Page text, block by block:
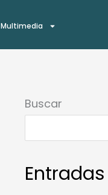
Multimedia
Buscar